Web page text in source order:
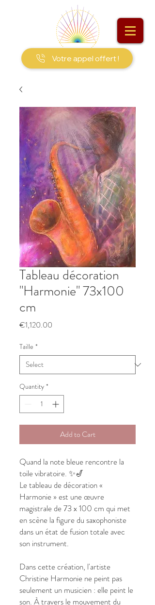
Votre appel offert !
Tableau décoration
"Harmonie" 73x100
cm
€1,120.00
Taille *
Quantity *
Add to Cart
Quand la note bleue rencontre la
toile vibratoire. ✨🎷
Le tableau de décoration «
Harmonie » est une œuvre
magistrale de 73 x 100 cm qui met
en scène la figure du saxophoniste
dans un état de fusion totale avec
son instrument.
Dans cette création, l'artiste
Christine Harmonie ne peint pas
seulement un musicien : elle peint le
son. À travers le mouvement du